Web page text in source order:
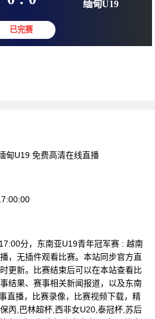
2026-06-04 17:00:00
0 : 0
甸U19 免费高清在线直播
分，东南亚U19青年冠军赛 : 越南
，无插件观看比赛。本站同步官方直
更新。比赛结束后可以在本站查看比
结果、赛事相关新闻报道，以及东南
直播，比赛录像，比赛视频下载，精
丙,巴林超杯,西非女U20,泰冠杯,苏后